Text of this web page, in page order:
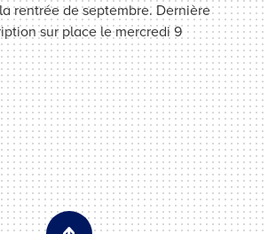
rentrée de septembre. Dernière
sur place le mercredi 9